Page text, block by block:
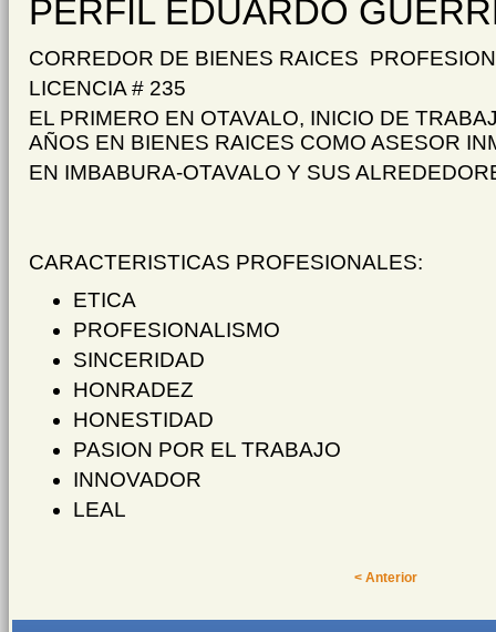
PERFILEDUARDO
CORREDOR DE BIENES RAICES
LICENCIA # 235
EL PRIMERO EN OTAVALO, INICIO DE
AÑOS EN BIENES RAICES COMO ASESOR
EN IMBABURA-OTAVALO Y SUS
CARACTERISTICAS PROFESIONALES:
ETICA
PROFESIONALISMO
SINCERIDAD
HONRADEZ
HONESTIDAD
PASION POR EL TRABAJO
INNOVADOR
LEAL
< Anterior